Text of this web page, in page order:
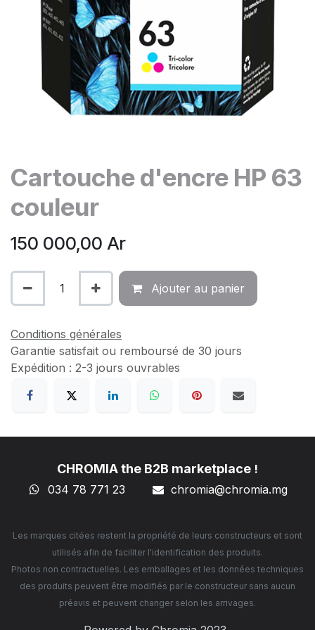
Cartouche d'encre HP 63
couleur
150 000,00 Ar
Ajouter au panier
Conditions générales
Garantie satisfait ou remboursé de 30 jours
Expédition : 2-3 jours ouvrables
CHROMIA the B2B marketplace !
034 78 771 23
chromia@chromia.mg
Les marques citées restent la propriété de leurs constructeurs et sont
utilisés afin de faciliter l'identification des produits.
Photos non contractuelles. Les emballages et les données techniques
des produits peuvent être modifiés par le constructeur sans aucun
préavis et peuvent changer selon les arrivages.